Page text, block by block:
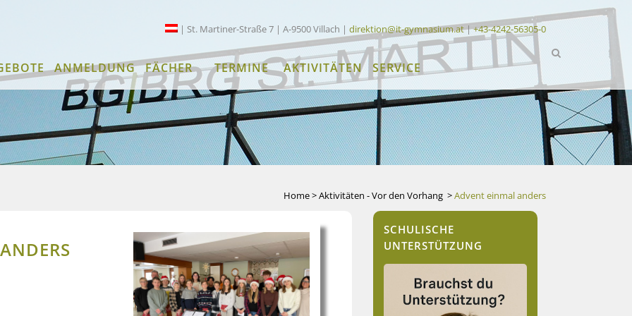
| St. Martiner-Straße 7 | A-9500 Villach | direktion@it-gymnasium.at|+43-4242-56305-0
ANMELDUNG FÄCHER TERMINE AKTIVITÄTEN SERVICE
Home>Aktivitäten - Vor den Vorhang >Advent einmal anders
SCHULISCHE
UNTERSTÜTZUNG